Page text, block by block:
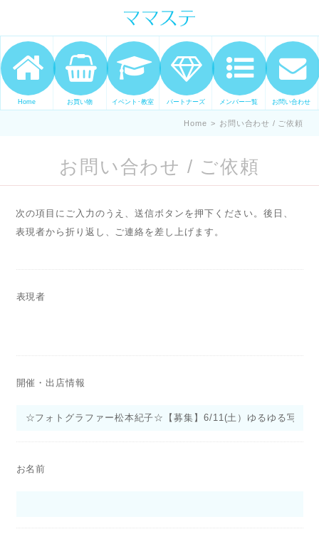
ママの才能発信します。 手づくり
表現ステージ ママステ スキル・セ
ンスを表現したいママが集まって
ます。
Home お買い物 イベント･教室 パートナーズ メンバー一覧 お問い合わせ
Home > お問い合わせ / ご依頼
お問い合わせ / ご依頼
次の項目にご入力のうえ、送信ボタンを押下ください。後日、
表現者から折り返し、ご連絡を差し上げます。
表現者
開催・出店情報
お名前